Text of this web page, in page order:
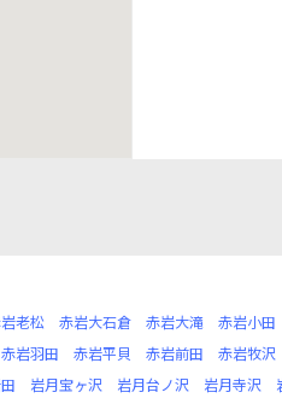
老松 赤岩大石倉 赤岩大滝 赤岩小田
赤岩羽田 赤岩平貝 赤岩前田 赤岩牧沢
岩月宝ヶ沢 岩月台ノ沢 岩月寺沢